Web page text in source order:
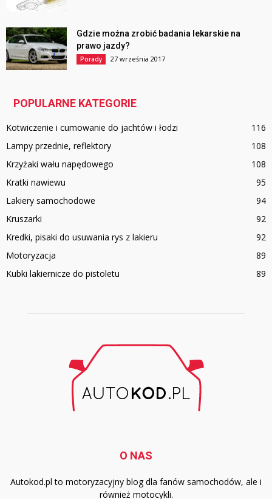
Gdzie można zrobić badania lekarskie na
prawo jazdy?
Porady 27 września 2017
POPULARNE KATEGORIE
Kotwiczenie i cumowanie do jachtów i łodzi
116
Lampy przednie, reflektory
108
Krzyżaki wału napędowego
108
Kratki nawiewu
95
Lakiery samochodowe
94
Kruszarki
92
Kredki, pisaki do usuwania rys z lakieru
92
Motoryzacja
89
Kubki lakiernicze do pistoletu
89
O NAS
Autokod.pl to motoryzacyjny blog dla fanów samochodów, ale i
również motocykli.